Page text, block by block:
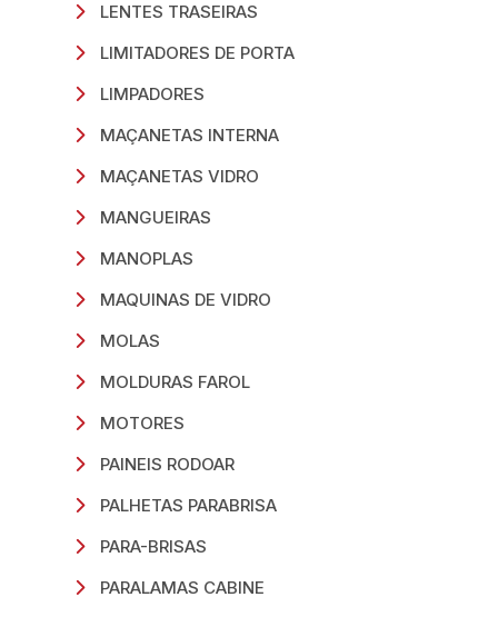
LENTES TRASEIRAS
LIMITADORES DE PORTA
LIMPADORES
MAÇANETAS INTERNA
MAÇANETAS VIDRO
MANGUEIRAS
MANOPLAS
MAQUINAS DE VIDRO
MOLAS
MOLDURAS FAROL
MOTORES
PAINEIS RODOAR
PALHETAS PARABRISA
PARA-BRISAS
PARALAMAS CABINE